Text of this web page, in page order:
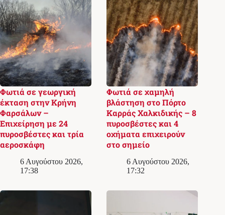
Φωτιά σε γεωργική
έκταση στην Κρήνη
Φαρσάλων –
Επιχείρηση με 24
πυροσβέστες και τρία
αεροσκάφη
6 Αυγούστου 2026,
17:38
Φωτιά σε χαμηλή
βλάστηση στο Πόρτο
Καρράς Χαλκιδικής – 8
πυροσβέστες και 4
οχήματα επιχειρούν
στο σημείο
6 Αυγούστου 2026,
17:32